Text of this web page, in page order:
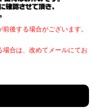
後する場合がございます。
合は、改めてメールにてお